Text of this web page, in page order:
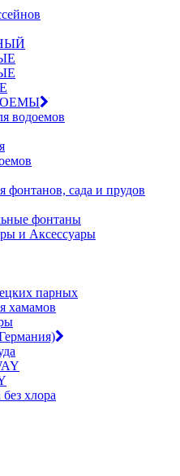
водоемов
фонтанов, сада и прудов
фонтаны
и Аксессуары
парных
хамамов
хлора